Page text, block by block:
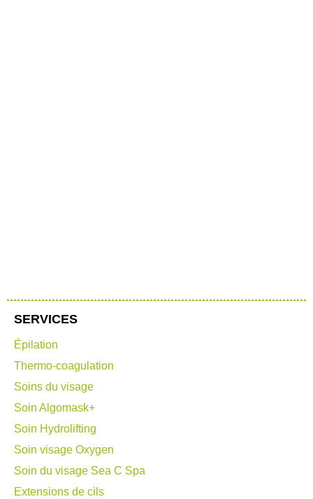
SERVICES
Épilation
Thermo-coagulation
Soins du visage
Soin Algomask+
Soin Hydrolifting
Soin visage Oxygen
Soin du visage Sea C Spa
Extensions de cils